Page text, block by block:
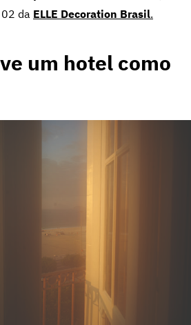
da ELLE Decoration Brasil.
um hotel como